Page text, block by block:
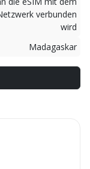
verbunden
wird
Madagaskar